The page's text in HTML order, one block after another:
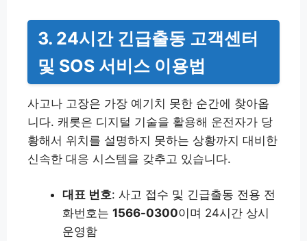
3. 24시간 긴급출동 고객센터
및 SOS 서비스 이용법
사고나 고장은 가장 예기치 못한 순간에 찾아옵
니다. 캐롯은 디지털 기술을 활용해 운전자가 당
황해서 위치를 설명하지 못하는 상황까지 대비한
신속한 대응 시스템을 갖추고 있습니다.
대표 번호: 사고 접수 및 긴급출동 전용 전
화번호는 1566-0300이며 24시간 상시
운영함